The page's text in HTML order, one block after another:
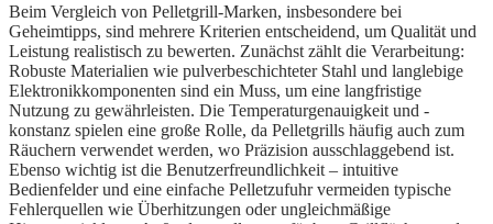
Beim Vergleich von Pelletgrill-Marken, insbesondere bei
Geheimtipps, sind mehrere Kriterien entscheidend, um Qualität und
Leistung realistisch zu bewerten. Zunächst zählt die Verarbeitung:
Robuste Materialien wie pulverbeschichteter Stahl und langlebige
Elektronikkomponenten sind ein Muss, um eine langfristige
Nutzung zu gewährleisten. Die Temperaturgenauigkeit und -
konstanz spielen eine große Rolle, da Pelletgrills häufig auch zum
Räuchern verwendet werden, wo Präzision ausschlaggebend ist.
Ebenso wichtig ist die Benutzerfreundlichkeit – intuitive
Bedienfelder und eine einfache Pelletzufuhr vermeiden typische
Fehlerquellen wie Überhitzungen oder ungleichmäßige